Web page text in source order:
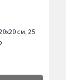
см, 25